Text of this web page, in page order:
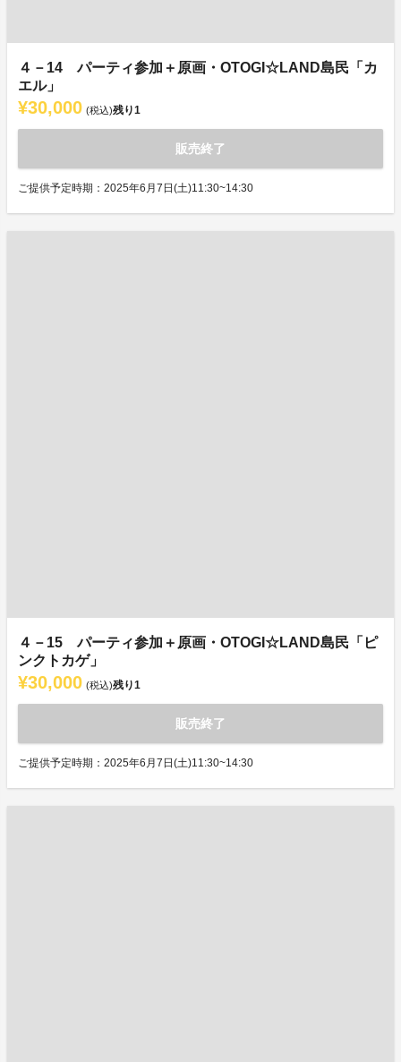
４－14 パーティ参加＋原画・OTOGI☆LAND島民「カ
エル」
¥30,000 (税込)残り1
販売終了
ご提供予定時期：2025年6月7日(土)11:30~14:30
４－15 パーティ参加＋原画・OTOGI☆LAND島民「ピ
ンクトカゲ」
¥30,000 (税込)残り1
販売終了
ご提供予定時期：2025年6月7日(土)11:30~14:30